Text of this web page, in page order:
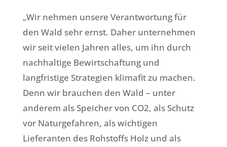
„Wir nehmen unsere Verantwortung für
den Wald sehr ernst. Daher unternehmen
wir seit vielen Jahren alles, um ihn durch
nachhaltige Bewirtschaftung und
langfristige Strategien klimafit zu machen.
Denn wir brauchen den Wald – unter
anderem als Speicher von CO2, als Schutz
vor Naturgefahren, als wichtigen
Lieferanten des Rohstoffs Holz und als